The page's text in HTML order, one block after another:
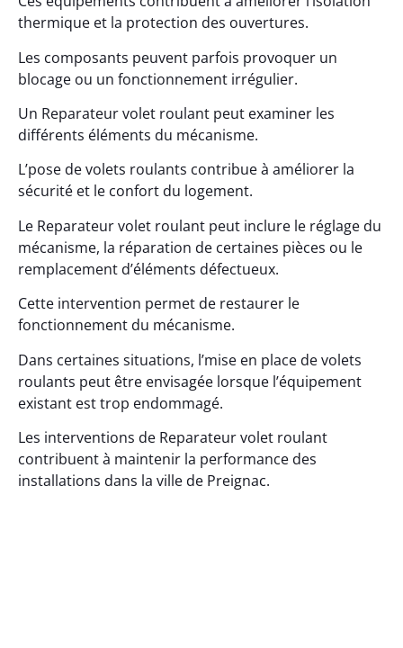
thermique et la protection des ouvertures.
Les composants peuvent parfois provoquer un
blocage ou un fonctionnement irrégulier.
Un Reparateur volet roulant peut examiner les
différents éléments du mécanisme.
L’pose de volets roulants contribue à améliorer la
sécurité et le confort du logement.
Le Reparateur volet roulant peut inclure le réglage du
mécanisme, la réparation de certaines pièces ou le
remplacement d’éléments défectueux.
Cette intervention permet de restaurer le
fonctionnement du mécanisme.
Dans certaines situations, l’mise en place de volets
roulants peut être envisagée lorsque l’équipement
existant est trop endommagé.
Les interventions de Reparateur volet roulant
contribuent à maintenir la performance des
installations dans la ville de Preignac.